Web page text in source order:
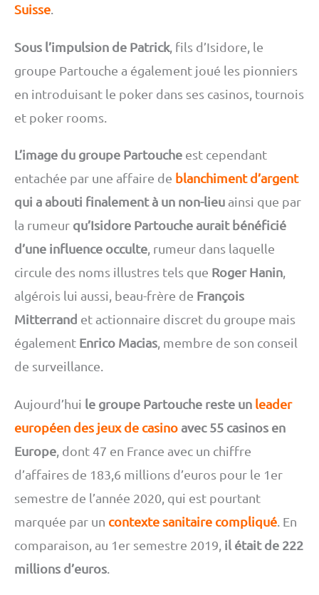
Suisse
Sous l’impulsion de Patrick, fils d’Isidore, le
groupe Partouche a également joué les pionniers
en introduisant le poker dans ses casinos, tournois
et poker rooms.
L’image du groupe Partouche est cependant
entachée par une affaire de blanchiment d’argent
qui a abouti finalement à un non-lieu ainsi que par
la rumeur qu’Isidore Partouche aurait bénéficié
d’une influence occulte, rumeur dans laquelle
circule des noms illustres tels que Roger Hanin,
algérois lui aussi, beau-frère de François
Mitterrand et actionnaire discret du groupe mais
également Enrico Macias, membre de son conseil
de surveillance.
Aujourd’hui le groupe Partouche reste un leader
européen des jeux de casinoavec 55 casinos en
Europe , dont 47 en France avec un chiffre
d’affaires de 183,6 millions d’euros pour le 1er
semestre de l’année 2020, qui est pourtant
marquée par un contexte sanitaire compliqué . En
comparaison, au 1er semestre 2019, il était de 222
millions d’euros